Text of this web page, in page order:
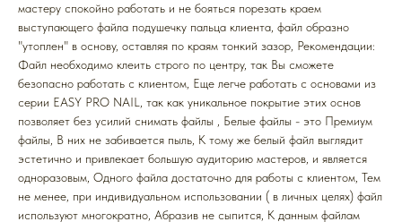
мастеру спокойно работать и не бояться порезать краем
выступающего файла подушечку пальца клиента, файл образно
"утоплен" в основу, оставляя по краям тонкий зазор, Рекомендации:
Файл необходимо клеить строго по центру, так Вы сможете
безопасно работать с клиентом, Еще легче работать с основами из
серии EASY PRO NAIL, так как уникальное покрытие этих основ
позволяет без усилий снимать файлы , Белые файлы - это Премиум
файлы, В них не забивается пыль, К тому же белый файл выглядит
эстетично и привлекает большую аудиторию мастеров, и является
одноразовым, Одного файла достаточно для работы с клиентом, Тем
не менее, при индивидуальном использовании ( в личных целях) файл
используют многократно, Абразив не сыпится, К данным файлам